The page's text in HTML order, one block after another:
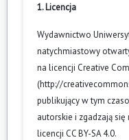
1. Licencja
Wydawnictwo
natychmiastowy
na licencji Creative
(http://
publikujący w tym
autorskie i zgadzają
licencji CC BY-SA 4.0.